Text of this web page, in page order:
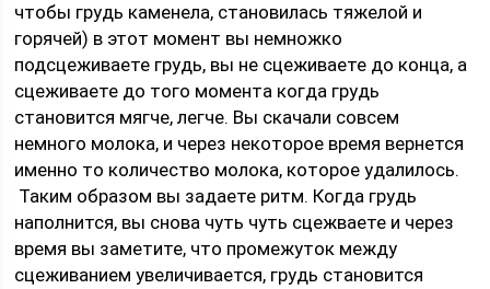
чтобы грудь каменела, становилась тяжелой и
горячей) в этот момент вы немножко
подсцеживаете грудь, вы не сцеживаете до конца, а
сцеживаете до того момента когда грудь
становится мягче, легче. Вы скачали совсем
немного молока, и через некоторое время вернется
именно то количество молока, которое удалилось.
Таким образом вы задаете ритм. Когда грудь
наполнится, вы снова чуть чуть сцежваете и через
время вы заметите, что промежуток между
сцеживанием увеличивается, грудь становится